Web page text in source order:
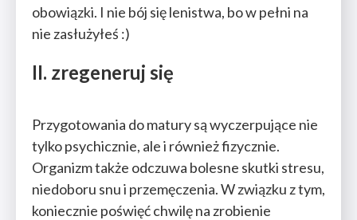
obowiązki. I nie bój się lenistwa, bo w pełni na
nie zasłużyłeś :)
II. zregeneruj się
Przygotowania do matury są wyczerpujące nie
tylko psychicznie, ale i również fizycznie.
Organizm także odczuwa bolesne skutki stresu,
niedoboru snu i przemęczenia. W związku z tym,
koniecznie poświęć chwilę na zrobienie